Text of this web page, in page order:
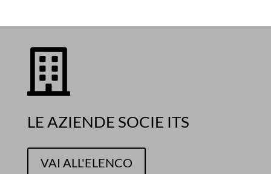

LE AZIENDE SOCIE ITS